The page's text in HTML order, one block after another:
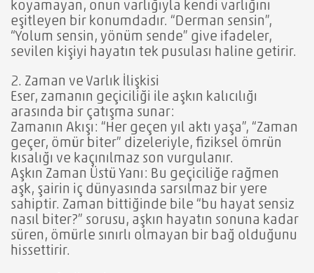
koyamayan, onun varlığıyla kendi varlığını
eşitleyen bir konumdadır. “Derman sensin”,
“Yolum sensin, yönüm sende” give ifadeler,
sevilen kişiyi hayatın tek pusulası haline getirir.
2. Zaman ve Varlık İlişkisi
Eser, zamanın geçiciliği ile aşkın kalıcılığı
arasında bir çatışma sunar:
Zamanın Akışı: “Her geçen yıl aktı yaşa”, “Zaman
geçer, ömür biter” dizeleriyle, fiziksel ömrün
kısalığı ve kaçınılmaz son vurgulanır.
Aşkın Zaman Üstü Yanı: Bu geçiciliğe rağmen
aşk, şairin iç dünyasında sarsılmaz bir yere
sahiptir. Zaman bittiğinde bile “bu hayat sensiz
nasıl biter?” sorusu, aşkın hayatın sonuna kadar
süren, ömürle sınırlı olmayan bir bağ olduğunu
hissettirir.